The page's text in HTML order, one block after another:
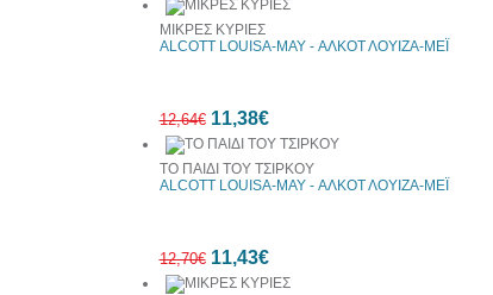
ΜΙΚΡΕΣ ΚΥΡΙΕΣ
ALCOTT LOUISA-MAY - ΑΛΚΟΤ ΛΟΥΙΖΑ-ΜΕΪ
12,64€ 11,38€
ΤΟ ΠΑΙΔΙ ΤΟΥ ΤΣΙΡΚΟΥ
ALCOTT LOUISA-MAY - ΑΛΚΟΤ ΛΟΥΙΖΑ-ΜΕΪ
12,70€ 11,43€